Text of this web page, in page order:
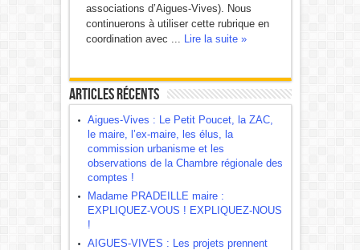
associations d’Aigues-Vives). Nous
continuerons à utiliser cette rubrique en
coordination avec ... Lire la suite »
Articles récents
Aigues-Vives : Le Petit Poucet, la ZAC,
le maire, l’ex-maire, les élus, la
commission urbanisme et les
observations de la Chambre régionale des
comptes !
Madame PRADEILLE maire :
EXPLIQUEZ-VOUS ! EXPLIQUEZ-NOUS
!
AIGUES-VIVES : Les projets prennent